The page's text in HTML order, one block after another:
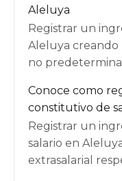
Aleluya
Registrar un
Aleluya
no
Conoce como
constitutivo de
Registrar un
salario en
extrasalarial